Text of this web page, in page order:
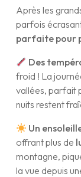
Après les
parfois
parfaite pour
Des
froid ! La
vallées, parfait
nuits restent
Un
offrant plus de
montagne,
la vue depuis